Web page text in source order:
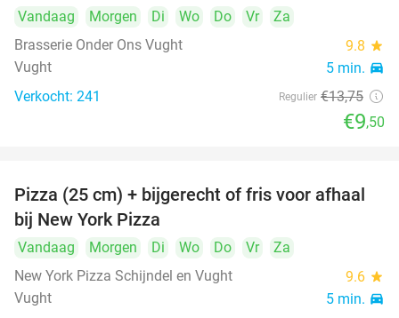
Vandaag Morgen Di Wo Do Vr
Za
Brasserie Onder Ons Vught
9.8 star
Vught 5 min. directions_car
Verkocht: 241 Regulier €13,75
€9,50
48%
Pizza (25 cm) + bijgerecht of fris voor afhaal
bij New York Pizza
Vandaag Morgen Di Wo Do Vr
Za
New York Pizza Schijndel en Vught
9.6 star
Vught 5 min. directions_car